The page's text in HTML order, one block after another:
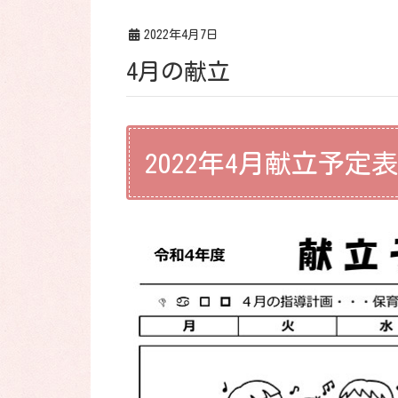
2022年4月7日
4月の献立
2022年4月献立予定表